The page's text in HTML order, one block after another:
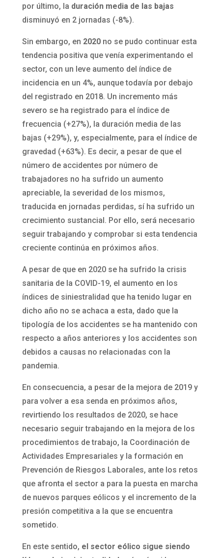
por último, la duración media de las bajas
disminuyó en 2 jornadas (-8%).
Sin embargo, en 2020no se pudo continuar esta
tendencia positiva que venía experimentando el
sector, con un leve aumento del índice de
incidencia en un 4%, aunque todavía por debajo
del registrado en 2018. Un incremento más
severo se ha registrado para el índice de
frecuencia (+27%), la duración media de las
bajas (+29%), y, especialmente, para el índice de
gravedad (+63%). Es decir, a pesar de que el
número de accidentes por número de
trabajadores no ha sufrido un aumento
apreciable, la severidad de los mismos,
traducida en jornadas perdidas, sí ha sufrido un
crecimiento sustancial. Por ello, será necesario
seguir trabajando y comprobar si esta tendencia
creciente continúa en próximos años.
A pesar de que en 2020 se ha sufrido la crisis
sanitaria de la COVID-19, el aumento en los
índices de siniestralidad que ha tenido lugar en
dicho año no se achaca a esta, dado que la
tipología de los accidentes se ha mantenido con
respecto a años anteriores y los accidentes son
debidos a causas no relacionadas con la
pandemia.
En consecuencia, a pesar de la mejora de 2019 y
para volver a esa senda en próximos años,
revirtiendo los resultados de 2020, se hace
necesario seguir trabajando en la mejora de los
procedimientos de trabajo, la Coordinación de
Actividades Empresariales y la formación en
Prevención de Riesgos Laborales, ante los retos
que afronta el sector a para la puesta en marcha
de nuevos parques eólicos y el incremento de la
presión competitiva a la que se encuentra
sometido.
En este sentido, el sector eólico sigue siendo